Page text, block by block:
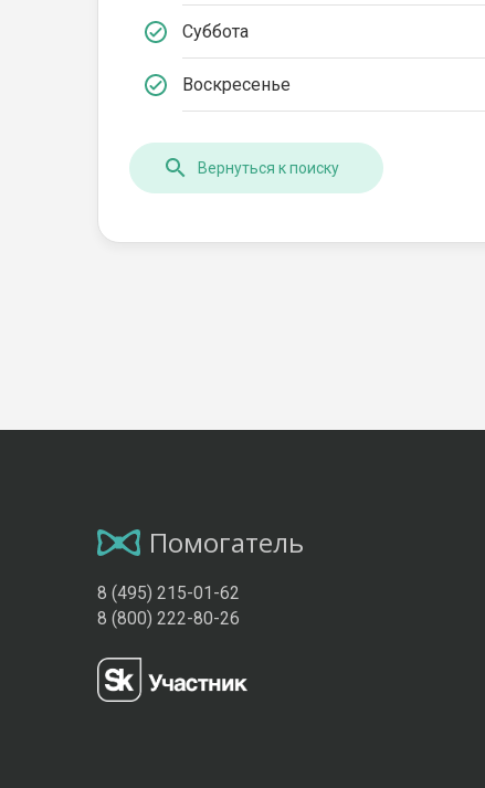
Суббота
Воскресенье
Вернуться к поиску
Помогатель
8 (495) 215-01-62
8 (800) 222-80-26